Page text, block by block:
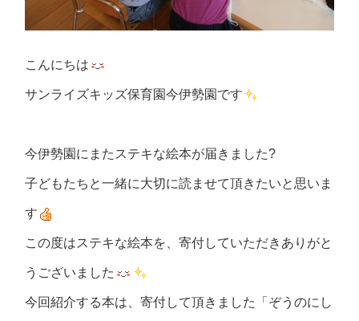
こんにちは
サンライズキッズ保育園今伊勢園です
今伊勢園にまたステキな絵本が届きました?
子どもたちと一緒に大切に読ませて頂きたいと思いま
す
この度はステキな絵本を、寄付していただきありがと
うございました
今回紹介する本は、寄付して頂きました「ぞうのにし